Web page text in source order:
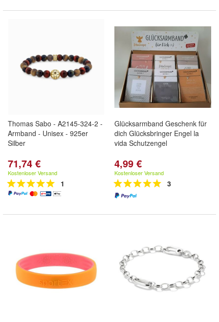
Thomas Sabo - A2145-324-2 -
Armband - Unisex - 925er
Silber
71,74 €
Kostenloser Versand
1
Glücksarmband Geschenk für
dich Glücksbringer Engel la
vida Schutzengel
4,99 €
Kostenloser Versand
3